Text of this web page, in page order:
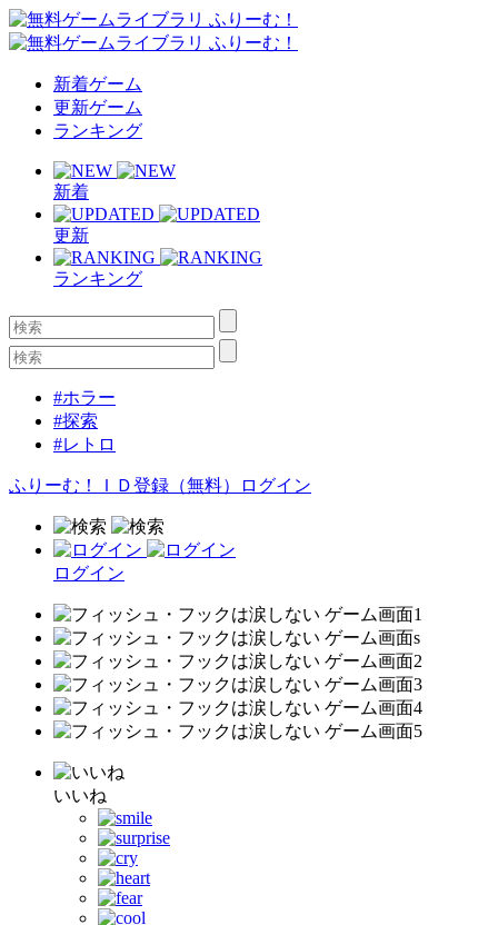
新着ゲーム
更新ゲーム
ランキング
新着
更新
ランキング
#ホラー
#探索
#レトロ
ふりーむ！ＩＤ登録（無料） ログイン
ログイン
いいね